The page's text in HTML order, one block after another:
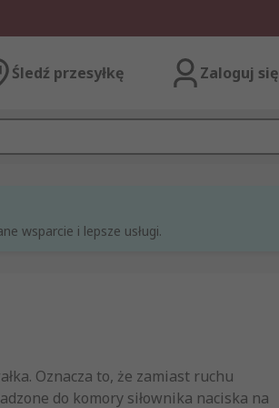
Śledź przesyłkę Zaloguj się
wsparcie i lepsze usługi.
Oznacza to, że zamiast ruchu
do komory siłownika naciska na